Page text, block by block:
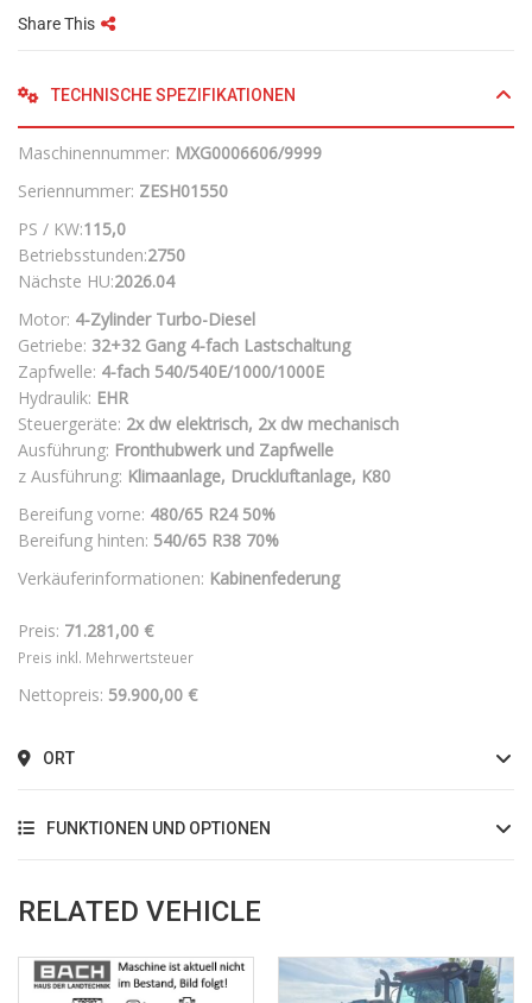
Share This
TECHNISCHE SPEZIFIKATIONEN
Maschinennummer: MXG0006606/9999
Seriennummer: ZESH01550
PS / KW:115,0
Betriebsstunden:2750
Nächste HU:2026.04
Motor: 4-Zylinder Turbo-Diesel
Getriebe: 32+32 Gang 4-fach Lastschaltung
Zapfwelle: 4-fach 540/540E/1000/1000E
Hydraulik: EHR
Steuergeräte: 2x dw elektrisch, 2x dw mechanisch
Ausführung: Fronthubwerk und Zapfwelle
z Ausführung: Klimaanlage, Druckluftanlage, K80
Bereifung vorne: 480/65 R24 50%
Bereifung hinten: 540/65 R38 70%
Verkäuferinformationen: Kabinenfederung
Preis: 71.281,00 €
Preis inkl. Mehrwertsteuer
Nettopreis: 59.900,00 €
ORT
FUNKTIONEN UND OPTIONEN
RELATED VEHICLE